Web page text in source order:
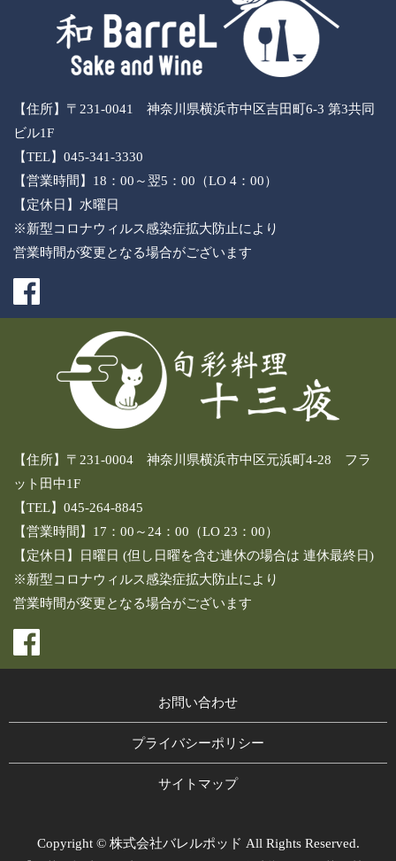
【住所】〒231-0041 神奈川県横浜市中区吉田町6-3 第3共同
ビル1F
【TEL】045-341-3330
【営業時間】18：00～翌5：00（LO 4：00）
【定休日】水曜日
※新型コロナウィルス感染症拡大防止により
営業時間が変更となる場合がございます
【住所】〒231-0004 神奈川県横浜市中区元浜町4-28 フラ
ット田中1F
【TEL】045-264-8845
【営業時間】17：00～24：00（LO 23：00）
【定休日】日曜日 (但し日曜を含む連休の場合は 連休最終日)
※新型コロナウィルス感染症拡大防止により
営業時間が変更となる場合がございます
お問い合わせ
プライバシーポリシー
サイトマップ
Copyright © 株式会社バレルポッド All Rights Reserved.